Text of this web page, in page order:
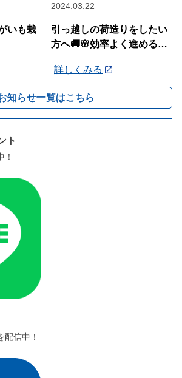
いも栽
2024.03.22
引っ越しの荷造りをしたい
方へ🚚🌸効率よく進めるコ
詳しくみる
知らせ一覧はこちら
ト
！
配信中！